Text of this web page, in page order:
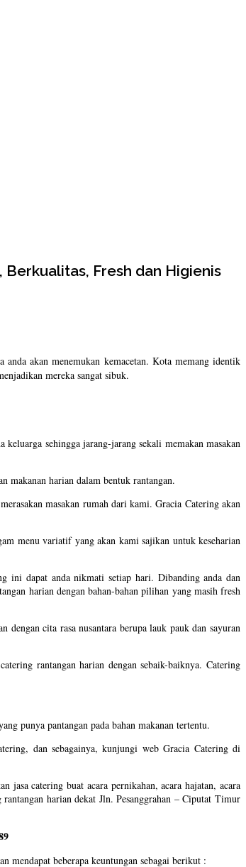
Fresh dan Higienis
akan menemukan kemacetan. Kota memang identik
mereka sangat sibuk.
sehingga jarang-jarang sekali memakan masakan
makanan harian dalam bentuk rantangan.
masakan rumah dari kami. Gracia Catering akan
menu variatif yang akan kami sajikan untuk keseharian
ini dapat anda nikmati setiap hari. Dibanding anda dan
harian dengan bahan-bahan pilihan yang masih fresh
dengan cita rasa nusantara berupa lauk pauk dan sayuran
rantangan harian dengan sebaik-baiknya. Catering
punya pantangan pada bahan makanan tertentu.
dan sebagainya, kunjungi web Gracia Catering di
jasa catering buat acara pernikahan, acara hajatan, acara
harian dekat Jln. Pesanggrahan – Ciputat Timur
mendapat beberapa keuntungan sebagai berikut :